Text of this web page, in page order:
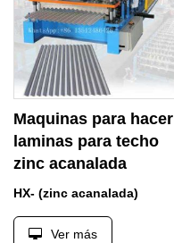
Maquinas para hacer
laminas para techo
zinc acanalada
HX- (zinc acanalada)
Ver más